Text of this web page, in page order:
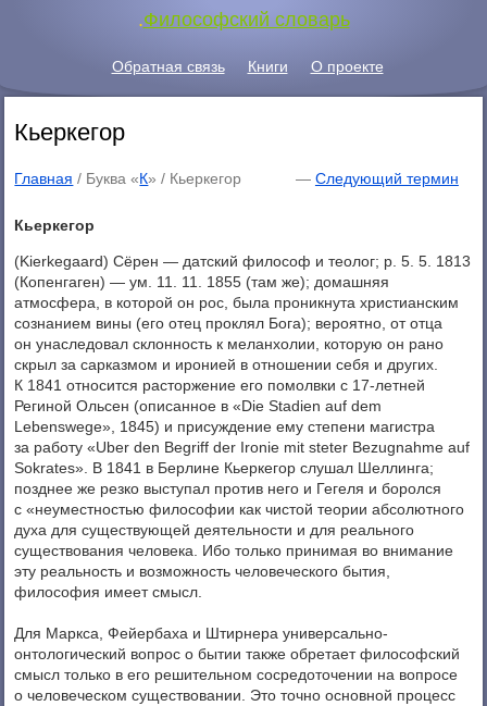
.Философский словарь
Обратная связь Книги О проекте
Кьеркегор
Главная / Буква «К» / Кьеркегор — Следующий термин
Кьеркегор
(Kierkegaard) Сёрен — датский философ и теолог; р. 5. 5. 1813
(Копенгаген) — ум. 11. 11. 1855 (там же); домашняя
атмосфера, в которой он рос, была проникнута христианским
сознанием вины (его отец проклял Бога); вероятно, от отца
он унаследовал склонность к меланхолии, которую он рано
скрыл за сарказмом и иронией в отношении себя и других.
К 1841 относится расторжение его помолвки с 17-летней
Региной Ольсен (описанное в «Die Stadien auf dem
Lebenswege», 1845) и присуждение ему степени магистра
за работу «Uber den Begriff der Ironie mit steter Bezugnahme auf
Sokrates». В 1841 в Берлине Кьеркегор слушал Шеллинга;
позднее же резко выступал против него и Гегеля и боролся
с «неуместностью философии как чистой теории абсолютного
духа для существующей деятельности и для реального
существования человека. Ибо только принимая во внимание
эту реальность и возможность человеческого бытия,
философия имеет смысл.
Для Маркса, Фейербаха и Штирнера универсально-
онтологический вопрос о бытии также обретает философский
смысл только в его решительном сосредоточении на вопросе
о человеческом существовании. Это точно основной процесс